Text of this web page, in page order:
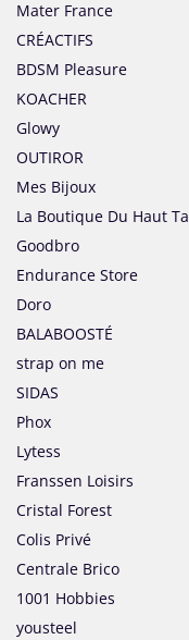
Mater France
CRÉACTIFS
BDSM Pleasure
KOACHER
Glowy
OUTIROR
Mes Bijoux
La Boutique Du Haut
Goodbro
Endurance Store
Doro
BALABOOSTÉ
strap on me
SIDAS
Phox
Lytess
Franssen Loisirs
Cristal Forest
Colis Privé
Centrale Brico
1001 Hobbies
yousteel